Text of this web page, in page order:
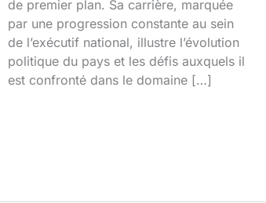
de premier plan. Sa carrière, marquée
par une progression constante au sein
de l’exécutif national, illustre l’évolution
politique du pays et les défis auxquels il
est confronté dans le domaine […]